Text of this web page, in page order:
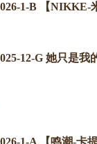
1-B 【NIKKE-
12-G 她只是我